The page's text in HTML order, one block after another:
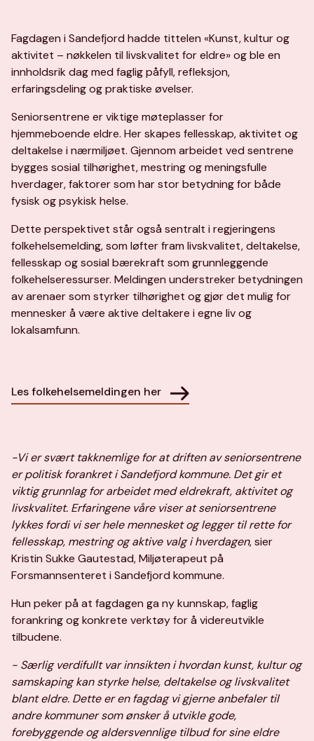
Fagdagen i Sandefjord hadde tittelen «Kunst, kultur og
aktivitet – nøkkelen til livskvalitet for eldre» og ble en
innholdsrik dag med faglig påfyll, refleksjon,
erfaringsdeling og praktiske øvelser.
Seniorsentrene er viktige møteplasser for
hjemmeboende eldre. Her skapes fellesskap, aktivitet og
deltakelse i nærmiljøet. Gjennom arbeidet ved sentrene
bygges sosial tilhørighet, mestring og meningsfulle
hverdager, faktorer som har stor betydning for både
fysisk og psykisk helse.
Dette perspektivet står også sentralt i regjeringens
folkehelsemelding, som løfter fram livskvalitet, deltakelse,
fellesskap og sosial bærekraft som grunnleggende
folkehelseressurser. Meldingen understreker betydningen
av arenaer som styrker tilhørighet og gjør det mulig for
mennesker å være aktive deltakere i egne liv og
lokalsamfunn.
Les folkehelsemeldingen her
-Vi er svært takknemlige for at driften av seniorsentrene
er politisk forankret i Sandefjord kommune. Det gir et
viktig grunnlag for arbeidet med eldrekraft, aktivitet og
livskvalitet. Erfaringene våre viser at seniorsentrene
lykkes fordi vi ser hele mennesket og legger til rette for
fellesskap, mestring og aktive valg i hverdagen, sier
Kristin Sukke Gautestad, Miljøterapeut på
Forsmannsenteret i Sandefjord kommune.
Hun peker på at fagdagen ga ny kunnskap, faglig
forankring og konkrete verktøy for å videreutvikle
tilbudene.
- Særlig verdifullt var innsikten i hvordan kunst, kultur og
samskaping kan styrke helse, deltakelse og livskvalitet
blant eldre. Dette er en fagdag vi gjerne anbefaler til
andre kommuner som ønsker å utvikle gode,
forebyggende og aldersvennlige tilbud for sine eldre